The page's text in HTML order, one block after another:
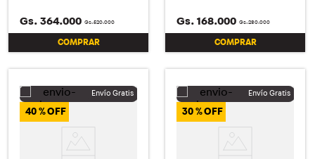
Gs.520.000
Gs. 364.000
COMPRAR
Gs.280.000
Gs. 168.000
COMPRAR
40 % 30 %